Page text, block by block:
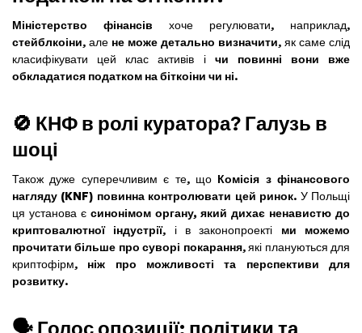
Міністерство фінансів хоче регулювати, наприклад,
стейблкоіни, але не може детально визначити, як саме слід
класифікувати цей клас активів і чи повинні вони вже
обкладатися податком на біткоіни чи ні.
🚫 КНФ в ролі куратора? Галузь в
шоці
Також дуже суперечливим є те, що Комісія з фінансового
нагляду (KNF) повинна контролювати цей ринок. У Польщі
ця установа є синонімом органу, який дихає ненавистю до
криптовалютної індустрії, і в законопроекті ми можемо
прочитати більше про суворі покарання, які плануються для
криптофірм, ніж про можливості та перспективи для
розвитку.